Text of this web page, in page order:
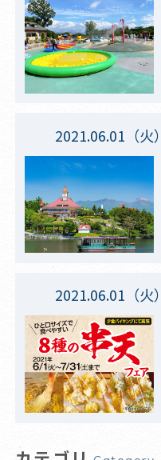
2021.06.01（火）
2021.06.01（火）